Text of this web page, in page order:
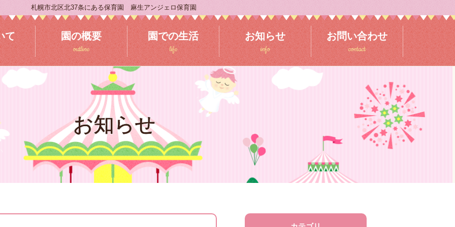
札幌市北区北37条にある保育園 麻生アンジェロ保育園
て 園の概要
outline
園での生活
life
お知らせ
info
お問い合わせ
contact
お知らせ